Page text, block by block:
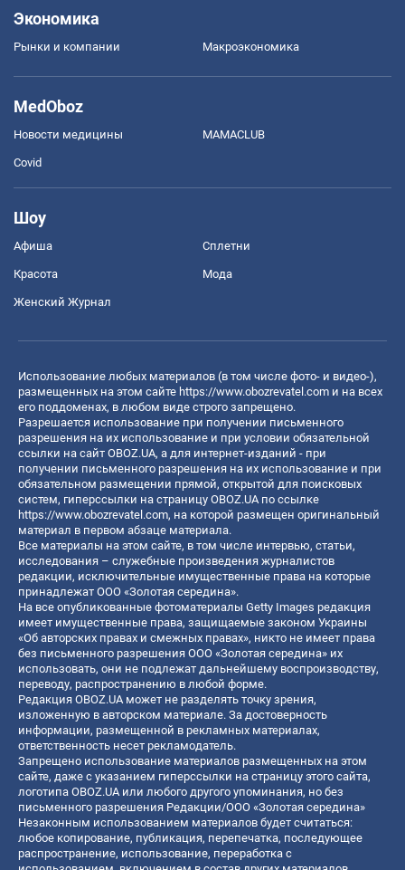
Экономика
Рынки и компании Mакроэкономика
MedOboz
Новости медицины MAMACLUB
Covid
Шоу
Афиша Сплетни
Красота Мода
Женский Журнал
Использование любых материалов (в том числе фото- и видео-),
размещенных на этом сайте https://www.obozrevatel.com и на всех
его поддоменах, в любом виде строго запрещено.
Разрешается использование при получении письменного
разрешения на их использование и при условии обязательной
ссылки на сайт OBOZ.UA, а для интернет-изданий - при
получении письменного разрешения на их использование и при
обязательном размещении прямой, открытой для поисковых
систем, гиперссылки на страницу OBOZ.UA по ссылке
https://www.obozrevatel.com, на которой размещен оригинальный
материал в первом абзаце материала.
Все материалы на этом сайте, в том числе интервью, статьи,
исследования – служебные произведения журналистов
редакции, исключительные имущественные права на которые
принадлежат ООО «Золотая середина».
На все опубликованные фотоматериалы Getty Images редакция
имеет имущественные права, защищаемые законом Украины
«Об авторских правах и смежных правах», никто не имеет права
без письменного разрешения ООО «Золотая середина» их
использовать, они не подлежат дальнейшему воспроизводству,
переводу, распространению в любой форме.
Редакция OBOZ.UA может не разделять точку зрения,
изложенную в авторском материале. За достоверность
информации, размещенной в рекламных материалах,
ответственность несет рекламодатель.
Запрещено использование материалов размещенных на этом
сайте, даже с указанием гиперссылки на страницу этого сайта,
логотипа OBOZ.UA или любого другого упоминания, но без
письменного разрешения Редакции/ООО «Золотая середина»
Незаконным использованием материалов будет считаться:
любое копирование, публикация, перепечатка, последующее
распространение, использование, переработка с